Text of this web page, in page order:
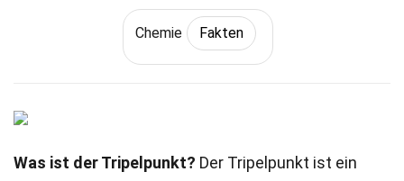
Chemie Fakten
Was ist der Tripelpunkt? Der Tripelpunkt ist ein